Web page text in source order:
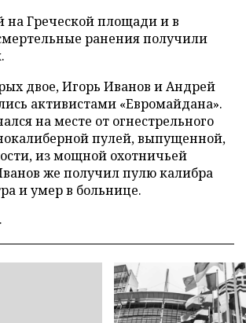
на Греческой площади и в
ранения получили
двое, Игорь Иванов и Андрей
активистами «Евромайдана».
на месте от огнестрельного
пулей, выпущенной,
из мощной охотничьей
же получил пулю калибра
и умер в больнице.